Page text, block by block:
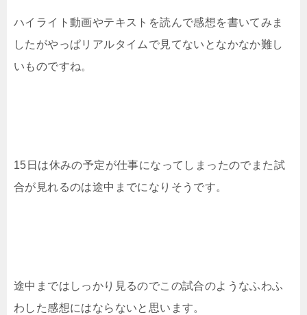
ハイライト動画やテキストを読んで感想を書いてみま
したがやっぱリアルタイムで見てないとなかなか難し
いものですね。
15日は休みの予定が仕事になってしまったのでまた試
合が見れるのは途中までになりそうです。
途中まではしっかり見るのでこの試合のようなふわふ
わした感想にはならないと思います。